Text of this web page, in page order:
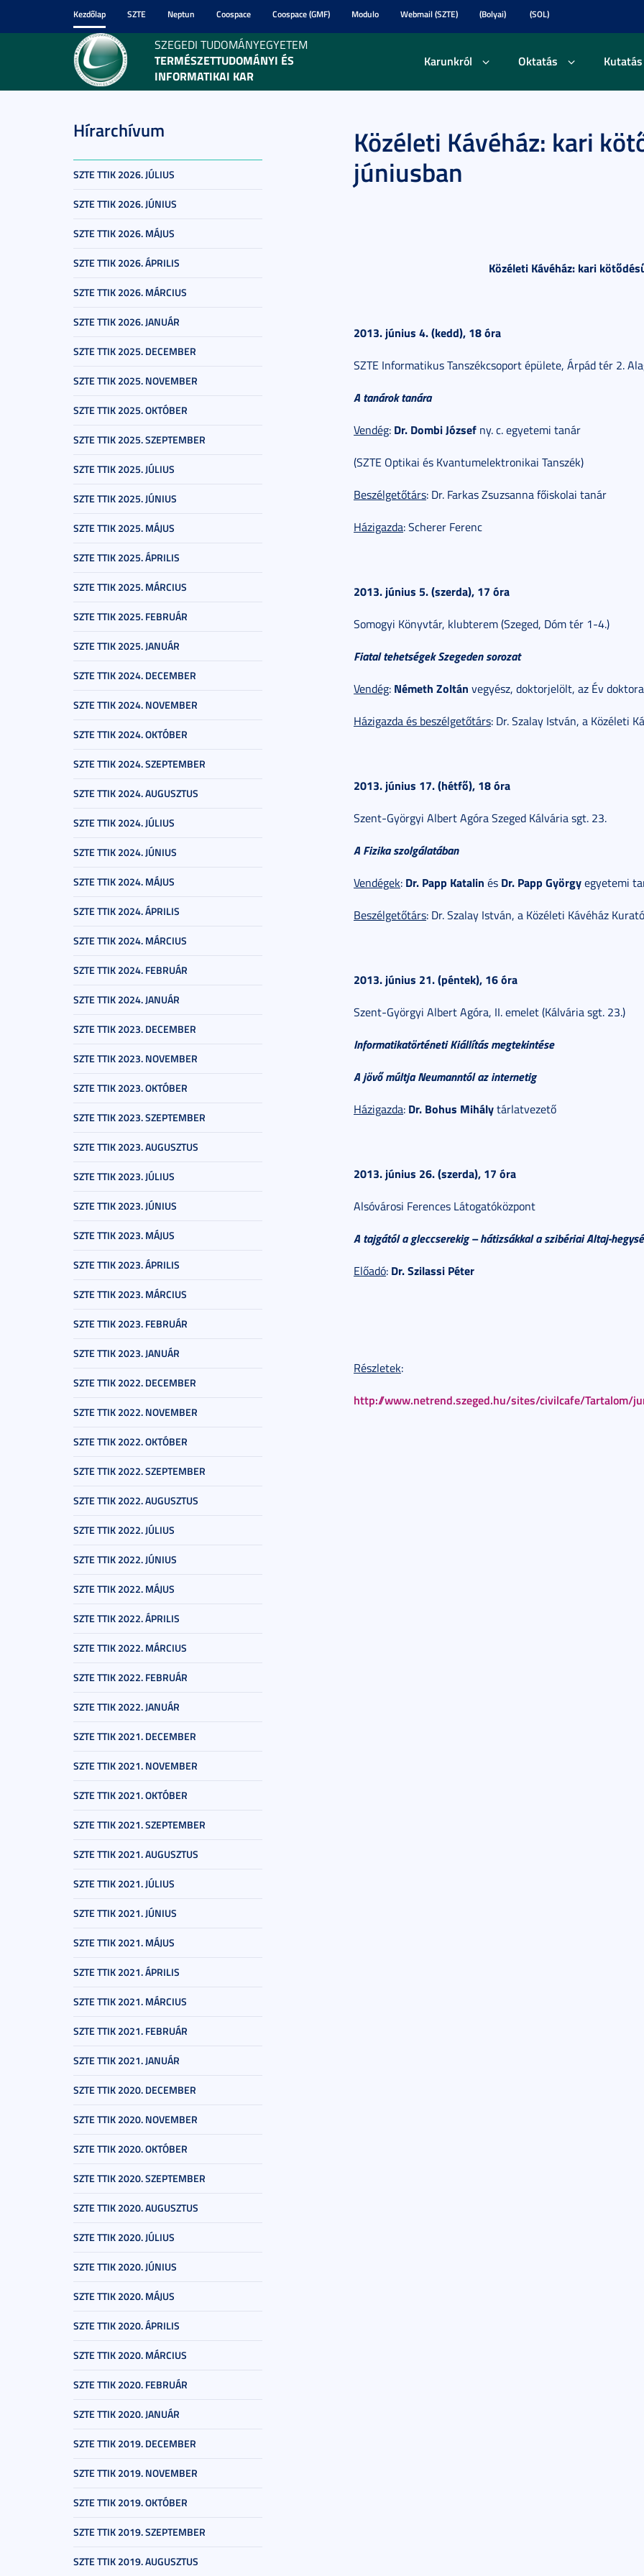
Kezdőlap SZTE Neptun Coospace Coospace (GMF) Modulo Webmail (SZTE) (Bolyai) (SOL)
SZEGEDI TUDOMÁNYEGYETEM
TERMÉSZETTUDOMÁNYI ÉS
INFORMATIKAI KAR
Karunkról Oktatás Kutatás
Hírarchívum
SZTE TTIK 2026. JÚLIUS
SZTE TTIK 2026. JÚNIUS
SZTE TTIK 2026. MÁJUS
SZTE TTIK 2026. ÁPRILIS
SZTE TTIK 2026. MÁRCIUS
SZTE TTIK 2026. JANUÁR
SZTE TTIK 2025. DECEMBER
SZTE TTIK 2025. NOVEMBER
SZTE TTIK 2025. OKTÓBER
SZTE TTIK 2025. SZEPTEMBER
SZTE TTIK 2025. JÚLIUS
SZTE TTIK 2025. JÚNIUS
SZTE TTIK 2025. MÁJUS
SZTE TTIK 2025. ÁPRILIS
SZTE TTIK 2025. MÁRCIUS
SZTE TTIK 2025. FEBRUÁR
SZTE TTIK 2025. JANUÁR
SZTE TTIK 2024. DECEMBER
SZTE TTIK 2024. NOVEMBER
SZTE TTIK 2024. OKTÓBER
SZTE TTIK 2024. SZEPTEMBER
SZTE TTIK 2024. AUGUSZTUS
SZTE TTIK 2024. JÚLIUS
SZTE TTIK 2024. JÚNIUS
SZTE TTIK 2024. MÁJUS
SZTE TTIK 2024. ÁPRILIS
SZTE TTIK 2024. MÁRCIUS
SZTE TTIK 2024. FEBRUÁR
SZTE TTIK 2024. JANUÁR
SZTE TTIK 2023. DECEMBER
SZTE TTIK 2023. NOVEMBER
SZTE TTIK 2023. OKTÓBER
SZTE TTIK 2023. SZEPTEMBER
SZTE TTIK 2023. AUGUSZTUS
SZTE TTIK 2023. JÚLIUS
SZTE TTIK 2023. JÚNIUS
SZTE TTIK 2023. MÁJUS
SZTE TTIK 2023. ÁPRILIS
SZTE TTIK 2023. MÁRCIUS
SZTE TTIK 2023. FEBRUÁR
SZTE TTIK 2023. JANUÁR
SZTE TTIK 2022. DECEMBER
SZTE TTIK 2022. NOVEMBER
SZTE TTIK 2022. OKTÓBER
SZTE TTIK 2022. SZEPTEMBER
SZTE TTIK 2022. AUGUSZTUS
SZTE TTIK 2022. JÚLIUS
SZTE TTIK 2022. JÚNIUS
SZTE TTIK 2022. MÁJUS
SZTE TTIK 2022. ÁPRILIS
SZTE TTIK 2022. MÁRCIUS
SZTE TTIK 2022. FEBRUÁR
SZTE TTIK 2022. JANUÁR
SZTE TTIK 2021. DECEMBER
SZTE TTIK 2021. NOVEMBER
SZTE TTIK 2021. OKTÓBER
SZTE TTIK 2021. SZEPTEMBER
SZTE TTIK 2021. AUGUSZTUS
SZTE TTIK 2021. JÚLIUS
SZTE TTIK 2021. JÚNIUS
SZTE TTIK 2021. MÁJUS
SZTE TTIK 2021. ÁPRILIS
SZTE TTIK 2021. MÁRCIUS
SZTE TTIK 2021. FEBRUÁR
SZTE TTIK 2021. JANUÁR
SZTE TTIK 2020. DECEMBER
SZTE TTIK 2020. NOVEMBER
SZTE TTIK 2020. OKTÓBER
SZTE TTIK 2020. SZEPTEMBER
SZTE TTIK 2020. AUGUSZTUS
SZTE TTIK 2020. JÚLIUS
SZTE TTIK 2020. JÚNIUS
SZTE TTIK 2020. MÁJUS
SZTE TTIK 2020. ÁPRILIS
SZTE TTIK 2020. MÁRCIUS
SZTE TTIK 2020. FEBRUÁR
SZTE TTIK 2020. JANUÁR
SZTE TTIK 2019. DECEMBER
SZTE TTIK 2019. NOVEMBER
SZTE TTIK 2019. OKTÓBER
SZTE TTIK 2019. SZEPTEMBER
SZTE TTIK 2019. AUGUSZTUS
Közéleti Kávéház: kari
júniusban
Közéleti Kávéház: kari
2013. június 4. (kedd), 18 óra
SZTE Informatikus Tanszékcsoport épülete, Árpád tér 2.
A tanárok tanára
Vendég: Dr. Dombi József ny. c. egyetemi tanár
(SZTE Optikai és Kvantumelektronikai Tanszék)
Beszélgetőtárs: Dr. Farkas Zsuzsanna főiskolai tanár
Házigazda: Scherer Ferenc
2013. június 5. (szerda), 17 óra
Somogyi Könyvtár, klubterem (Szeged, Dóm tér 1-4.)
Fiatal tehetségek Szegeden sorozat
Vendég: Németh Zoltán vegyész, doktorjelölt, az Év
Házigazda és beszélgetőtárs: Dr. Szalay István, a Közéleti
2013. június 17. (hétfő), 18 óra
Szent-Györgyi Albert Agóra Szeged Kálvária sgt. 23.
A Fizika szolgálatában
Vendégek: Dr. Papp Katalin és Dr. Papp Györgyegyetemi
Beszélgetőtárs: Dr. Szalay István, a Közéleti Kávéház
2013. június 21. (péntek), 16 óra
Szent-Györgyi Albert Agóra, II. emelet (Kálvária sgt. 23.)
Informatikatörténeti Kiállítás megtekintése
A jövő múltja Neumanntól az internetig
Házigazda: Dr. Bohus Mihálytárlatvezető
2013. június 26. (szerda), 17 óra
Alsóvárosi Ferences Látogatóközpont
A tajgától a gleccserekig – hátizsákkal a szibériai Altaj-
Előadó: Dr. Szilassi Péter
Részletek:
http://www.netrend.szeged.hu/sites/civilcafe/Tartalom/